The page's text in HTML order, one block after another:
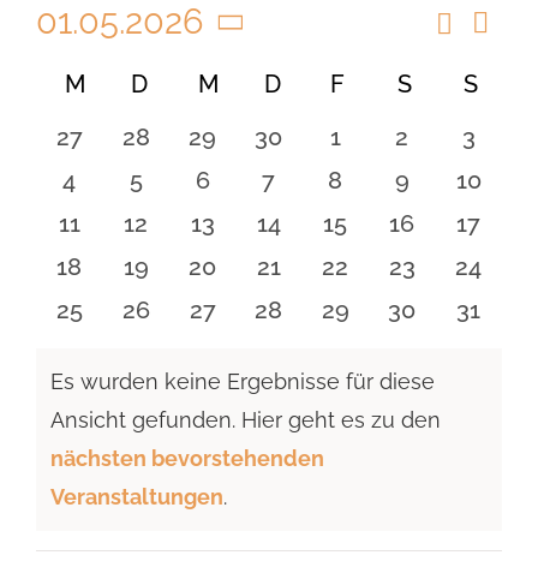
Suche
Suche
Monat
01.05.2026
Datum
wählen.
Kalender
von
Veranstaltungen
M MONTAG
D DIENSTAG
M MITTWOCH
D DONNERSTAG
F FREITAG
SSAMSTAG
S
0
Veranstaltungen
27
0
Veranstaltungen
28
0
Veranstaltungen
29
0
Veranstaltungen
30
0
Veranstaltungen
1
0
2
0
3
0
Veranstaltungen
4
0
Veranstaltungen
5
0
Veranstaltungen
6
0
Veranstaltungen
7
0
Veranstaltungen
8
0
9
0
10
0
Veranstaltungen
11
0
Veranstaltungen
12
0
Veranstaltungen
13
0
Veranstaltungen
14
0
Veranstaltungen
15
0
16
0
17
0
Veranstaltungen
18
0
Veranstaltungen
19
0
Veranstaltungen
20
0
Veranstaltungen
21
0
Veranstaltungen
22
0
23
0
24
0
25
0
26
0
27
0
28
0
29
0
30
0
31
Hinweis
Es wurden keine Ergebnisse für diese
Ansicht gefunden. Hier geht es zu den
nächsten bevorstehenden
Veranstaltungen.